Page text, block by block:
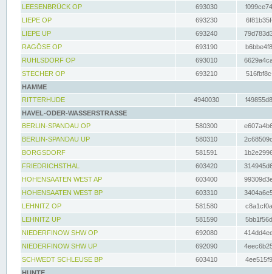
LEESENBRÜCK OP
693030
LIEPE OP
693230
LIEPE UP
693240
RAGÖSE OP
693190
RUHLSDORF OP
693010
STECHER OP
693210
HAMME
RITTERHUDE
4940030
HAVEL-ODER-WASSERSTRASSE
BERLIN-SPANDAU OP
580300
BERLIN-SPANDAU UP
580310
BORGSDORF
581591
FRIEDRICHSTHAL
603420
HOHENSAATEN WEST AP
603400
HOHENSAATEN WEST BP
603310
LEHNITZ OP
581580
LEHNITZ UP
581590
NIEDERFINOW SHW OP
692080
NIEDERFINOW SHW UP
692090
SCHWEDT SCHLEUSE BP
603410